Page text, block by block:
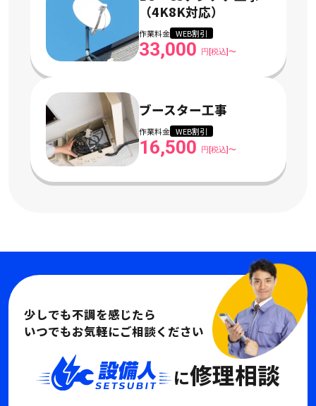
（4K8K対応）
作業料金 WEB割引
33,000 円[税込]〜
ブースター工事
作業料金 WEB割引
16,500 円[税込]〜
少しでも不調を感じたら
いつでもお気軽にご相談ください
に修理相談